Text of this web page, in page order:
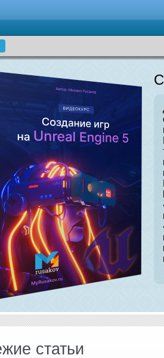
статьи